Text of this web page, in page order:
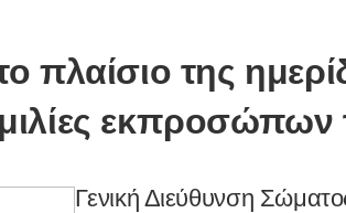
πλαίσιο της
εκπροσώπων
Γενική Διεύθυνση